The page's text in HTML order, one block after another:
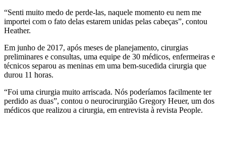
“Senti muito medo de perde-las, naquele momento eu nem me
importei com o fato delas estarem unidas pelas cabeças”, contou
Heather.
Em junho de 2017, após meses de planejamento, cirurgias
preliminares e consultas, uma equipe de 30 médicos, enfermeiras e
técnicos separou as meninas em uma bem-sucedida cirurgia que
durou 11 horas.
“Foi uma cirurgia muito arriscada. Nós poderíamos facilmente ter
perdido as duas”, contou o neurocirurgião Gregory Heuer, um dos
médicos que realizou a cirurgia, em entrevista à revista People.